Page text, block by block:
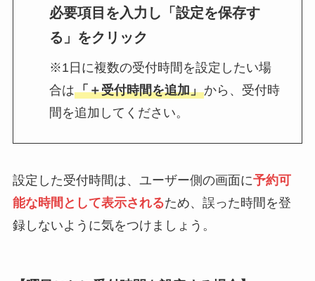
必要項目を入力し「設定を保存す
る」をクリック
※1日に複数の受付時間を設定したい場
合は「＋受付時間を追加」から、受付時
間を追加してください。
設定した受付時間は、ユーザー側の画面に予約可
能な時間として表示されるため、誤った時間を登
録しないように気をつけましょう。